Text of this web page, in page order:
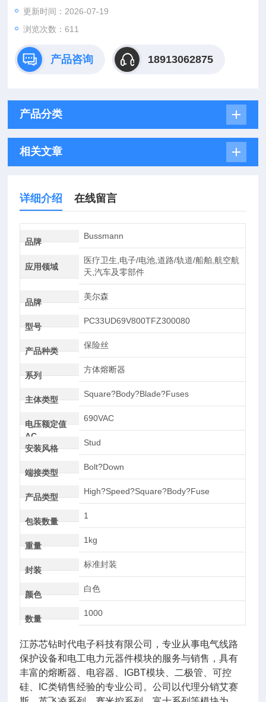
更新时间：2026-07-19
浏览次数：611
产品咨询 18913062875
产品分类
相关文章
详细介绍 在线留言
品牌
Bussmann
应用领域
医疗卫生,电子/电池,道路/轨道/船舶,航空航
天,汽车及零部件
品牌
美尔森
型号
PC33UD69V800TFZ300080
产品种类
保险丝
系列
方体熔断器
主体类型
Square?Body?Blade?Fuses
电压额定值
AC
690VAC
安装风格
Stud
端接类型
Bolt?Down
产品类型
High?Speed?Square?Body?Fuse
包装数量
1
重量
1kg
封装
标准封装
颜色
白色
数量
1000
江苏芯钻时代电子科技有限公司，专业从事电气线路
保护设备和电工电力元器件模块的服务与销售，具有
丰富的熔断器、电容器、IGBT模块、二极管、可控
硅、IC类销售经验的专业公司。公司以代理分销艾赛